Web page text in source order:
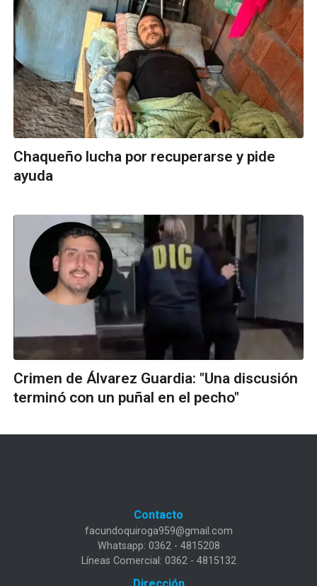
Chaqueño lucha por recuperarse y pide
ayuda
Crimen de Álvarez Guardia: "Una discusión
terminó con un puñal en el pecho"
Contacto
facundoquiroga959@gmail.com
Whatsapp: 0362 - 4815208
Líneas Comercial: 0362 - 4815132
Dirección